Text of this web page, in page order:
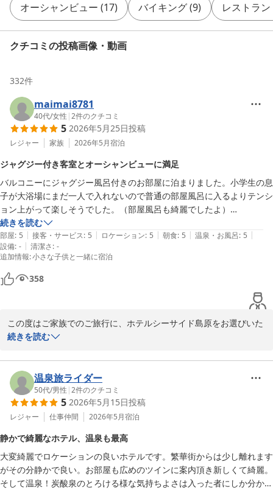
オーシャンビュー (17) バイキング(9) レストラン
クチコミの投稿画像・動画
332件
maimai8781
40代/女性 |2件のクチコミ
5 2026年5月25日投稿
レジャー 家族 2026年5月宿泊
ジャグジー付き客室とオーシャンビューに満足
バルコニーにジャグジー風呂付きのお部屋に泊まりました。小学生の息
子が大浴場にまだ一人で入れないので普通の部屋風呂に入るよりテンシ
ョン上がって楽しそうでした。（部屋風呂も綺麗でしたよ）
オーシャンビューで、フェリーの汽笛が聞こえてきました。それも、趣
があって良かったです。
朝日も綺麗でした。朝ごはんのお味噌汁が美味しかったです。こちらの
ホテルは泊まって後悔は無いホテルです。おすすめです。
続きを読む
部屋: 5 | 接客・サービス: 5 | ロケーション: 5 | 朝食: 5 | 温泉・お風呂: 5 |
設備: - | 清潔さ: -
追加情報:小さな子供と一緒に宿泊
358
この度はご家族でのご旅行に、ホテルシーサイド島原をお選びいた
だき誠にありがとうございます。心温まる口コミをご投稿いただ
バルコニーのジャグジー風呂で息子様に喜んでいただけたご様子を
拝読し、私どもも大変嬉しい気持ちでいっぱいです。目の前に広が
る有明海の美しい朝日や趣あるフェリーの汽笛など、当館ならでは
のロケーションをご満喫いただけたようで何よりでございます。朝
当館はキッズルームを完備し、ご家族皆様が安心して過ごせる環境
を整えております。次回はぜひ、島原名物の「具雑煮」や、新館6
階の展望浴場からの絶景もお楽しみくださいませ。GWなどの大型
続きを読む
温泉旅ライダー
50代/男性 |2件のクチコミ
5 2026年5月15日投稿
レジャー 仕事仲間 2026年5月宿泊
静かで綺麗なホテル、温泉も最高
大変綺麗でロケーションの良いホテルです。繁華街からは少し離れます
がその分静かで良い。お部屋も広めのツインに案内頂き新しくて綺麗。
そして温泉！炭酸泉のとろける様な気持ちよさは入った者にしか分から